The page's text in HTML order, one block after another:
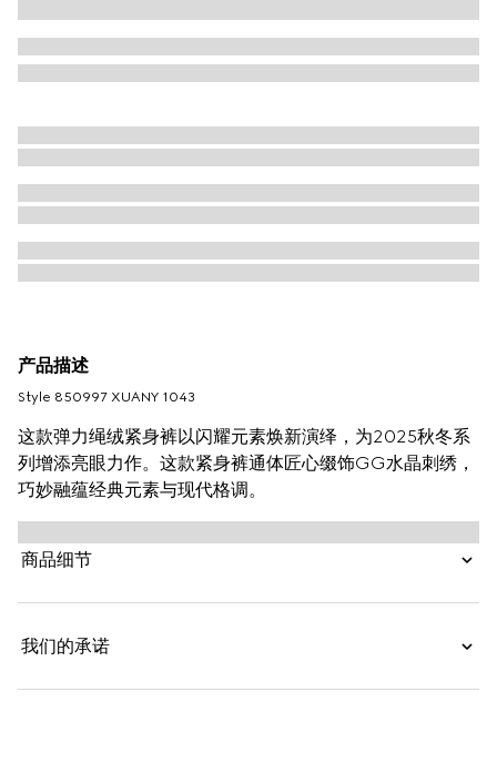
产品描述
Style ‎850997 XUANY 1043
这款弹力绳绒紧身裤以闪耀元素焕新演绎，为2025秋冬系
列增添亮眼力作。这款紧身裤通体匠心缀饰GG水晶刺绣，
巧妙融蕴经典元素与现代格调。
商品细节
我们的承诺